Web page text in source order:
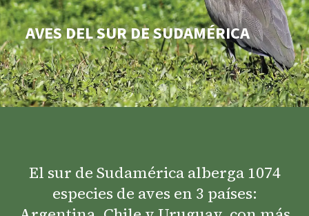
AVES DEL SUR DE SUDAMÉRICA
El sur de Sudamérica alberga 1074
especies de aves en 3 países: